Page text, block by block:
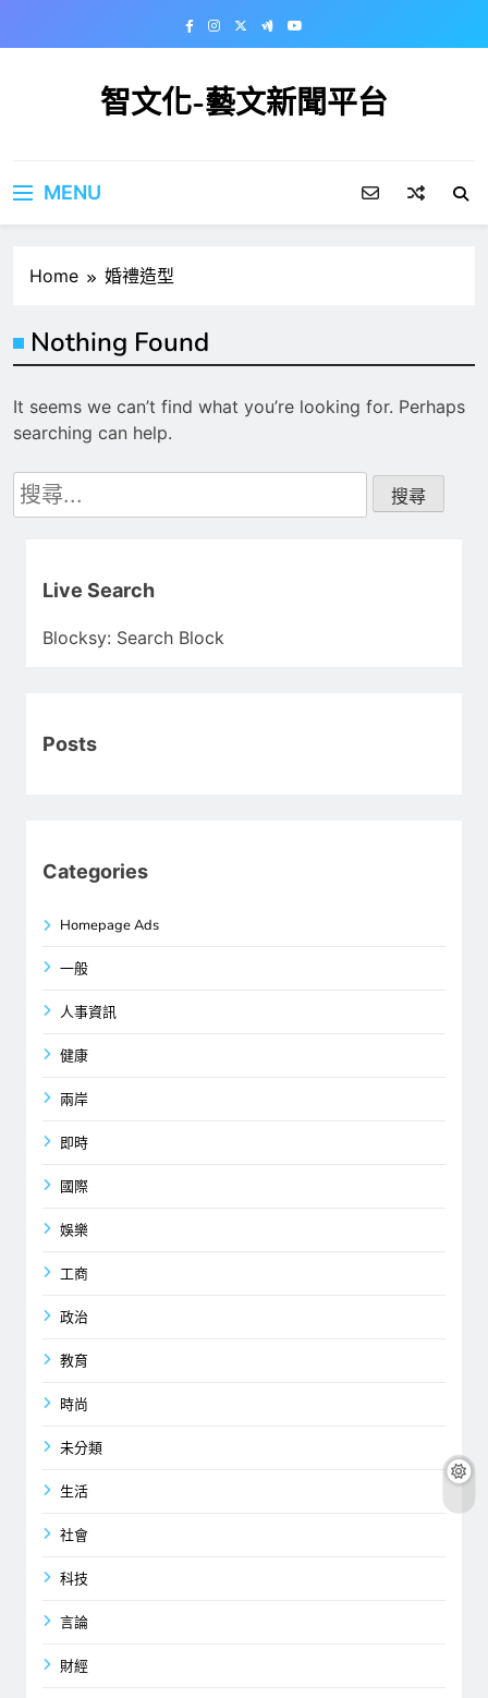
智文化-藝文新聞平台
MENU
Home 婚禮造型
Nothing Found
It seems we can’t find what you’re looking for. Perhaps
searching can help.
搜
尋
Live Search
Blocksy: Search Block
Posts
Categories
Homepage Ads
一般
人事資訊
健康
兩岸
即時
國際
娛樂
工商
政治
教育
時尚
未分類
生活
社會
科技
言論
財經